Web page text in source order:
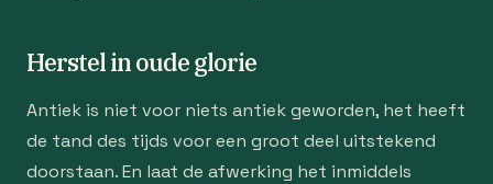
Herstel in oude glorie
Antiek is niet voor niets antiek geworden, het heeft
de tand des tijds voor een groot deel uitstekend
doorstaan. En laat de afwerking het inmiddels